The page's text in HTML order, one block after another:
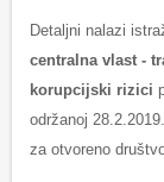
Detaljni nalazi
centralna vlast -
korupcijski rizici
održanoj
za otvoreno